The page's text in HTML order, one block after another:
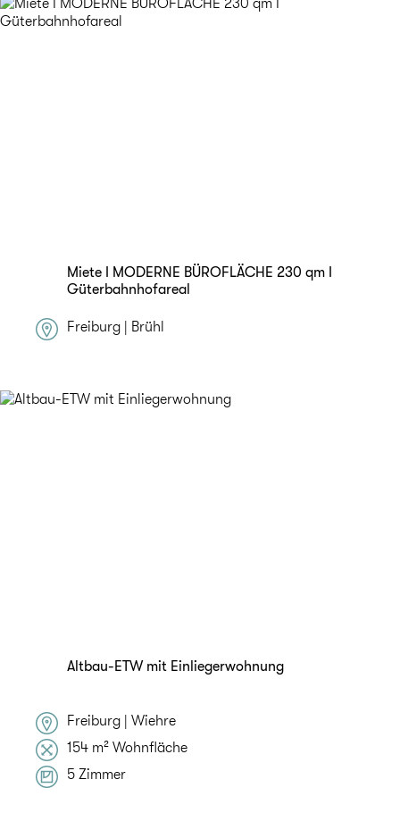
Miete I MODERNE BÜROFLÄCHE 230 qm I
Güterbahnhofareal
Freiburg | Brühl
Altbau-ETW mit Einliegerwohnung
Freiburg | Wiehre
154 m² Wohnfläche
5 Zimmer